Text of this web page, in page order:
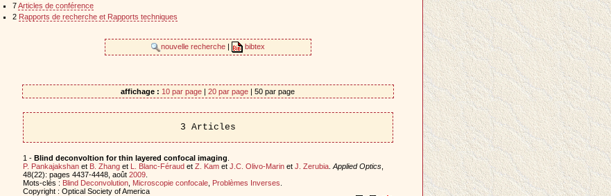
7Articles de conférence
2 Rapports de recherche et Rapports techniques
nouvelle recherche bibtex
affichage : 10 par page | 20 par page | 50 par page
3 Articles
1 - Blind deconvoltion for thin layered confocal imaging
P. Pankajakshanet B. Zhanget L. Blanc-Féraudet Z. Kamet J.C. Olivo-Marinet J. Zerubia. Applied Optics,
48(22): pages 4437-4448, août 2009.
Mots-clés : Blind Deconvolution, Microscopie confocale, Problèmes Inverses
Copyright : Optical Society of America